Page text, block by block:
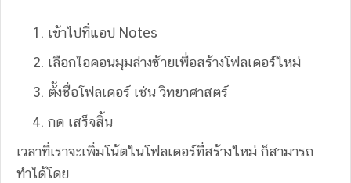
เข้าไปที่แอป Notes
เลือกไอคอนมุมล่างซ้ายเพื่อสร้างโฟลเดอร์ใหม่
ตั้งชื่อโฟลเดอร์ เช่น วิทยาศาสตร์
กด เสร็จสิ้น
เวลาที่เราจะเพิ่มโน้ตในโฟลเดอร์ที่สร้างใหม่ ก็สามารถ
ทำได้โดย